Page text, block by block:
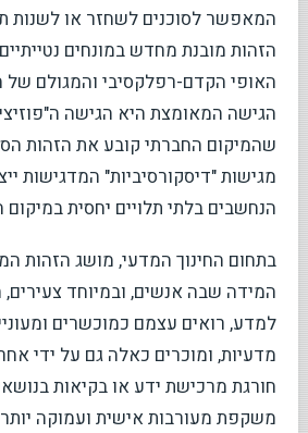
המאפשר לסוכנים לשחזר או לשנות
הזהות מובנת מחדש במונחים
האופי הקדם-רפלקסיבי והמגולם
הגישה המאומצת היא הגישה
שהמיקום החברתי קובע את הזהות
מגישות "דיסקורסיביות" המדגישות
הנחשבים בלתי תלויים יחסית במיקום
בתחום החינוך המדעי, מושג הזהות
המידה שבה אנשים, ובמיוחד
למדע, רואים עצמם כמוכשרים
מדעיות, ומוכרים כאלה גם על ידי
חורגת מרכישת ידע או בקיאות
משקפת מעורבות אישית ועמוקה